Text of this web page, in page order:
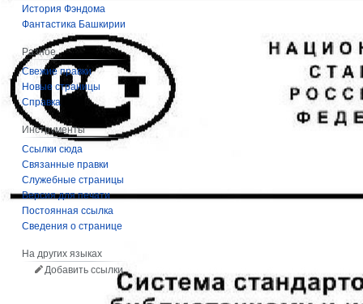
История Фэндома
Фантастика Башкирии
Разное
Свежие правки
Новые страницы
Справка
Инструменты
Ссылки сюда
Связанные правки
Служебные страницы
Версия для печати
Постоянная ссылка
Сведения о странице
На других языках
Добавить ссылки